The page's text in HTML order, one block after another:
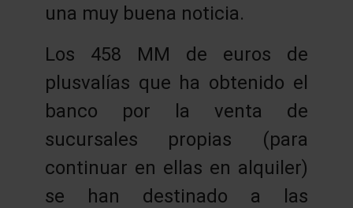
una muy buena noticia.
Los 458 MM de euros de
plusvalías que ha obtenido el
banco por la venta de
sucursales propias (para
continuar en ellas en alquiler)
se han destinado a las